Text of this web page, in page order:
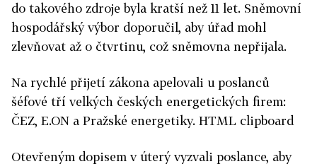
do takového zdroje byla kratší než 11 let. Sněmovní
hospodářský výbor doporučil, aby úřad mohl
zlevňovat až o čtvrtinu, což sněmovna nepřijala.
Na rychlé přijetí zákona apelovali u poslanců
šéfové tří velkých českých energetických firem:
ČEZ, E.ON a Pražské energetiky. HTML clipboard
Otevřeným dopisem v úterý vyzvali poslance, aby